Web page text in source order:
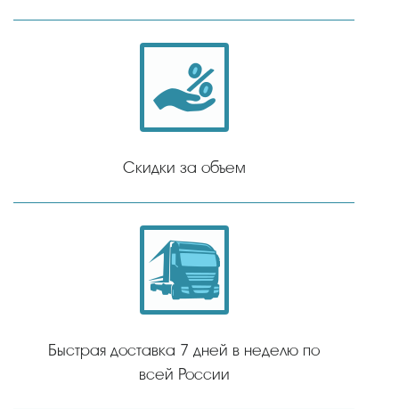
Скидки за объем
Быстрая доставка 7 дней в неделю по
всей России